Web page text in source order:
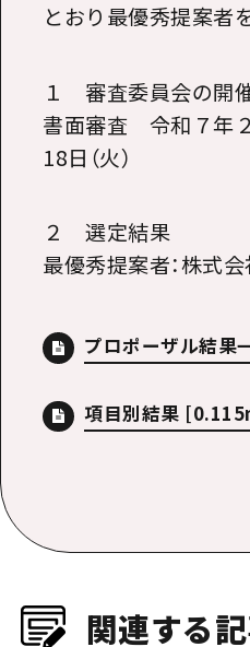
とおり最優秀提案者
１ 審査委員会の開
書面審査 令和７年
18日（火）
２ 選定結果
最優秀提案者：株式
プロポーザル結果
項目別結果
関連する